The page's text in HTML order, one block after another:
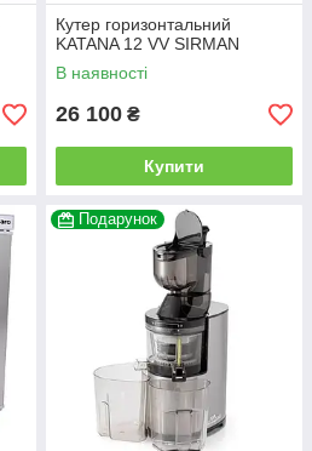
Кутер горизонтальний
KATANA 12 VV SIRMAN
В наявності
26 100 ₴
Купити
Подарунок